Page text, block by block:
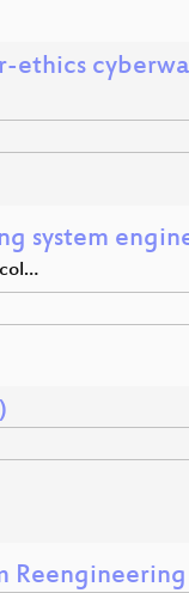
ethics
system